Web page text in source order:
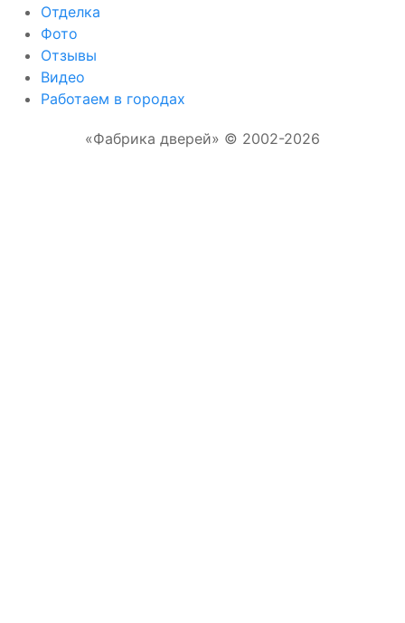
Отделка
Фото
Отзывы
Видео
Работаем в городах
«Фабрика дверей» © 2002-2026